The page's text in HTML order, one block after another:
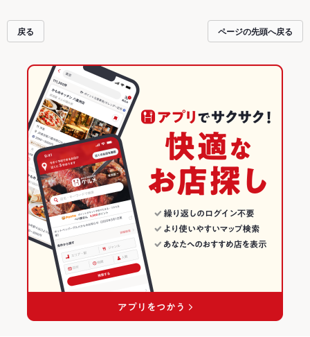
戻る ページの先頭へ戻る